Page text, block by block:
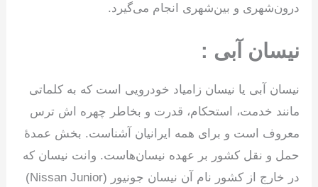
درون‌شهری و بین‌شهری انجام می‌گیرد.
نیسان آبی :
نیسان آبی یا نیسان زامیاد خودرویی است که به کلماتی
مانند خدمت، استحکام، قدرت و بخاطر چهره اش ترس
معروف است و برای همه ایرانیان آشناست. بخش عمدۀ
حمل و نقل کشور بر عهده نیسان‌هاست. وانت نیسان که
در خارج از کشور نام آن نیسان جونیور (Nissan Junior)